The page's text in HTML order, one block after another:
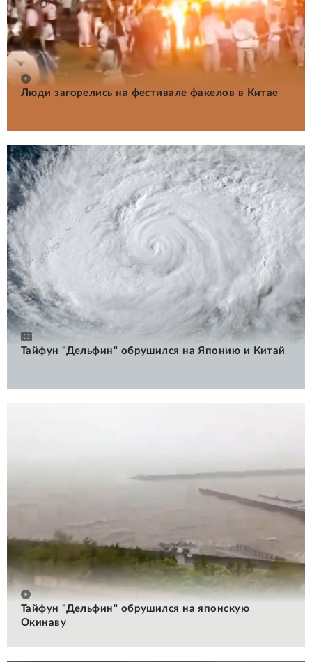
Люди загорелись на фестивале факелов в Китае
Тайфун "Дельфин" обрушился на Японию и Китай
Тайфун "Дельфин" обрушился на японскую
Окинаву